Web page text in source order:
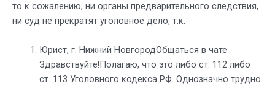
то к сожалению, ни органы предварительного следствия,
ни суд не прекратят уголовное дело, т.к.
Юрист, г. Нижний НовгородОбщаться в чате
Здравствуйте!Полагаю, что это либо ст. 112 либо
ст. 113 Уголовного кодекса РФ. Однозначно трудно